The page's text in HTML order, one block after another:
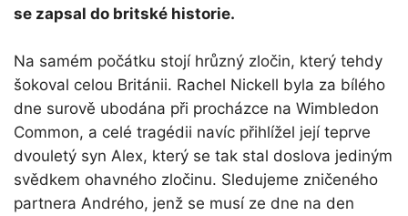
se zapsal do britské historie.
Na samém počátku stojí hrůzný zločin, který tehdy
šokoval celou Británii. Rachel Nickell byla za bílého
dne surově ubodána při procházce na Wimbledon
Common, a celé tragédii navíc přihlížel její teprve
dvouletý syn Alex, který se tak stal doslova jediným
svědkem ohavného zločinu. Sledujeme zničeného
partnera Andrého, jenž se musí ze dne na den